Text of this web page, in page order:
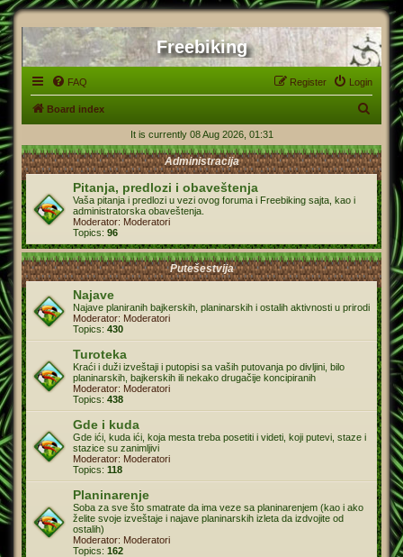
Freebiking
FAQ Login
Register
Board index
a
r
It is currently 08 Aug 2026, 01:31
Administracija
Pitanja, predlozi i obaveštenja
Vaša pitanja i predlozi u vezi ovog foruma i Freebiking sajta, kao i
administratorska obaveštenja.
Moderator: Moderatori
Topics: 96
Putešestvija
Najave
Najave planiranih bajkerskih, planinarskih i ostalih aktivnosti u prirodi
Moderator: Moderatori
Topics: 430
Turoteka
Kraći i duži izveštaji i putopisi sa vaših putovanja po divljini, bilo
planinarskih, bajkerskih ili nekako drugačije koncipiranih
Moderator: Moderatori
Topics: 438
Gde i kuda
Gde ići, kuda ići, koja mesta treba posetiti i videti, koji putevi, staze i
stazice su zanimljivi
Moderator: Moderatori
Topics: 118
Planinarenje
Soba za sve što smatrate da ima veze sa planinarenjem (kao i ako
želite svoje izveštaje i najave planinarskih izleta da izdvojite od
ostalih)
Moderator: Moderatori
Topics: 162